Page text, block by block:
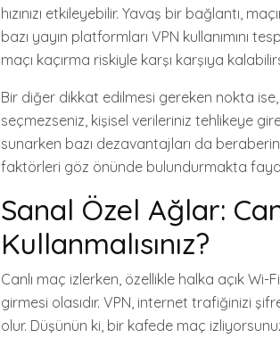
hızınızı etkileyebilir. Yavaş bir bağlantı,
bazı yayın platformları VPN kullanımını
maçı kaçırma riskiyle karşı karşıya
Bir diğer dikkat edilmesi gereken nokta ise,
seçmezseniz, kişisel verileriniz tehlikeye
sunarken bazı dezavantajları da
faktörleri göz önünde bulundurmakta
Sanal Özel Ağlar:
Kullanmalısınız?
Canlı maç izlerken, özellikle halka açık Wi-
girmesi olasıdır. VPN, internet trafiğinizi
olur. Düşünün ki, bir kafede maç